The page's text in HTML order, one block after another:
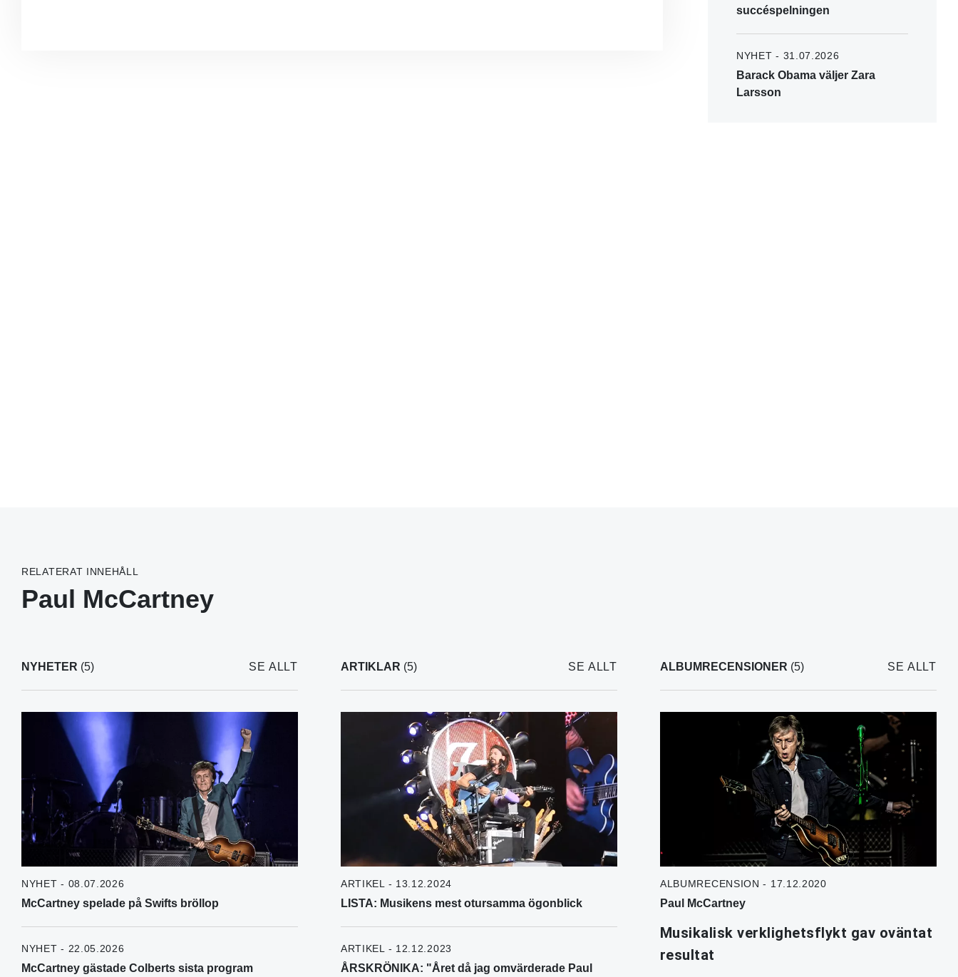
succéspelningen
NYHET - 31.07.2026
Barack Obama väljer Zara
Larsson
RELATERAT INNEHÅLL
Paul McCartney
NYHETER (5) SE ALLT
NYHET - 08.07.2026
McCartney spelade på Swifts bröllop
NYHET - 22.05.2026
McCartney gästade Colberts sista program
ARTIKLAR (5) SE ALLT
ARTIKEL - 13.12.2024
LISTA: Musikens mest otursamma ögonblick
ARTIKEL - 12.12.2023
ÅRSKRÖNIKA: "Året då jag omvärderade Paul
ALBUMRECENSIONER (5) SE ALLT
ALBUMRECENSION - 17.12.2020
Paul McCartney
Musikalisk verklighetsflykt gav oväntat
resultat